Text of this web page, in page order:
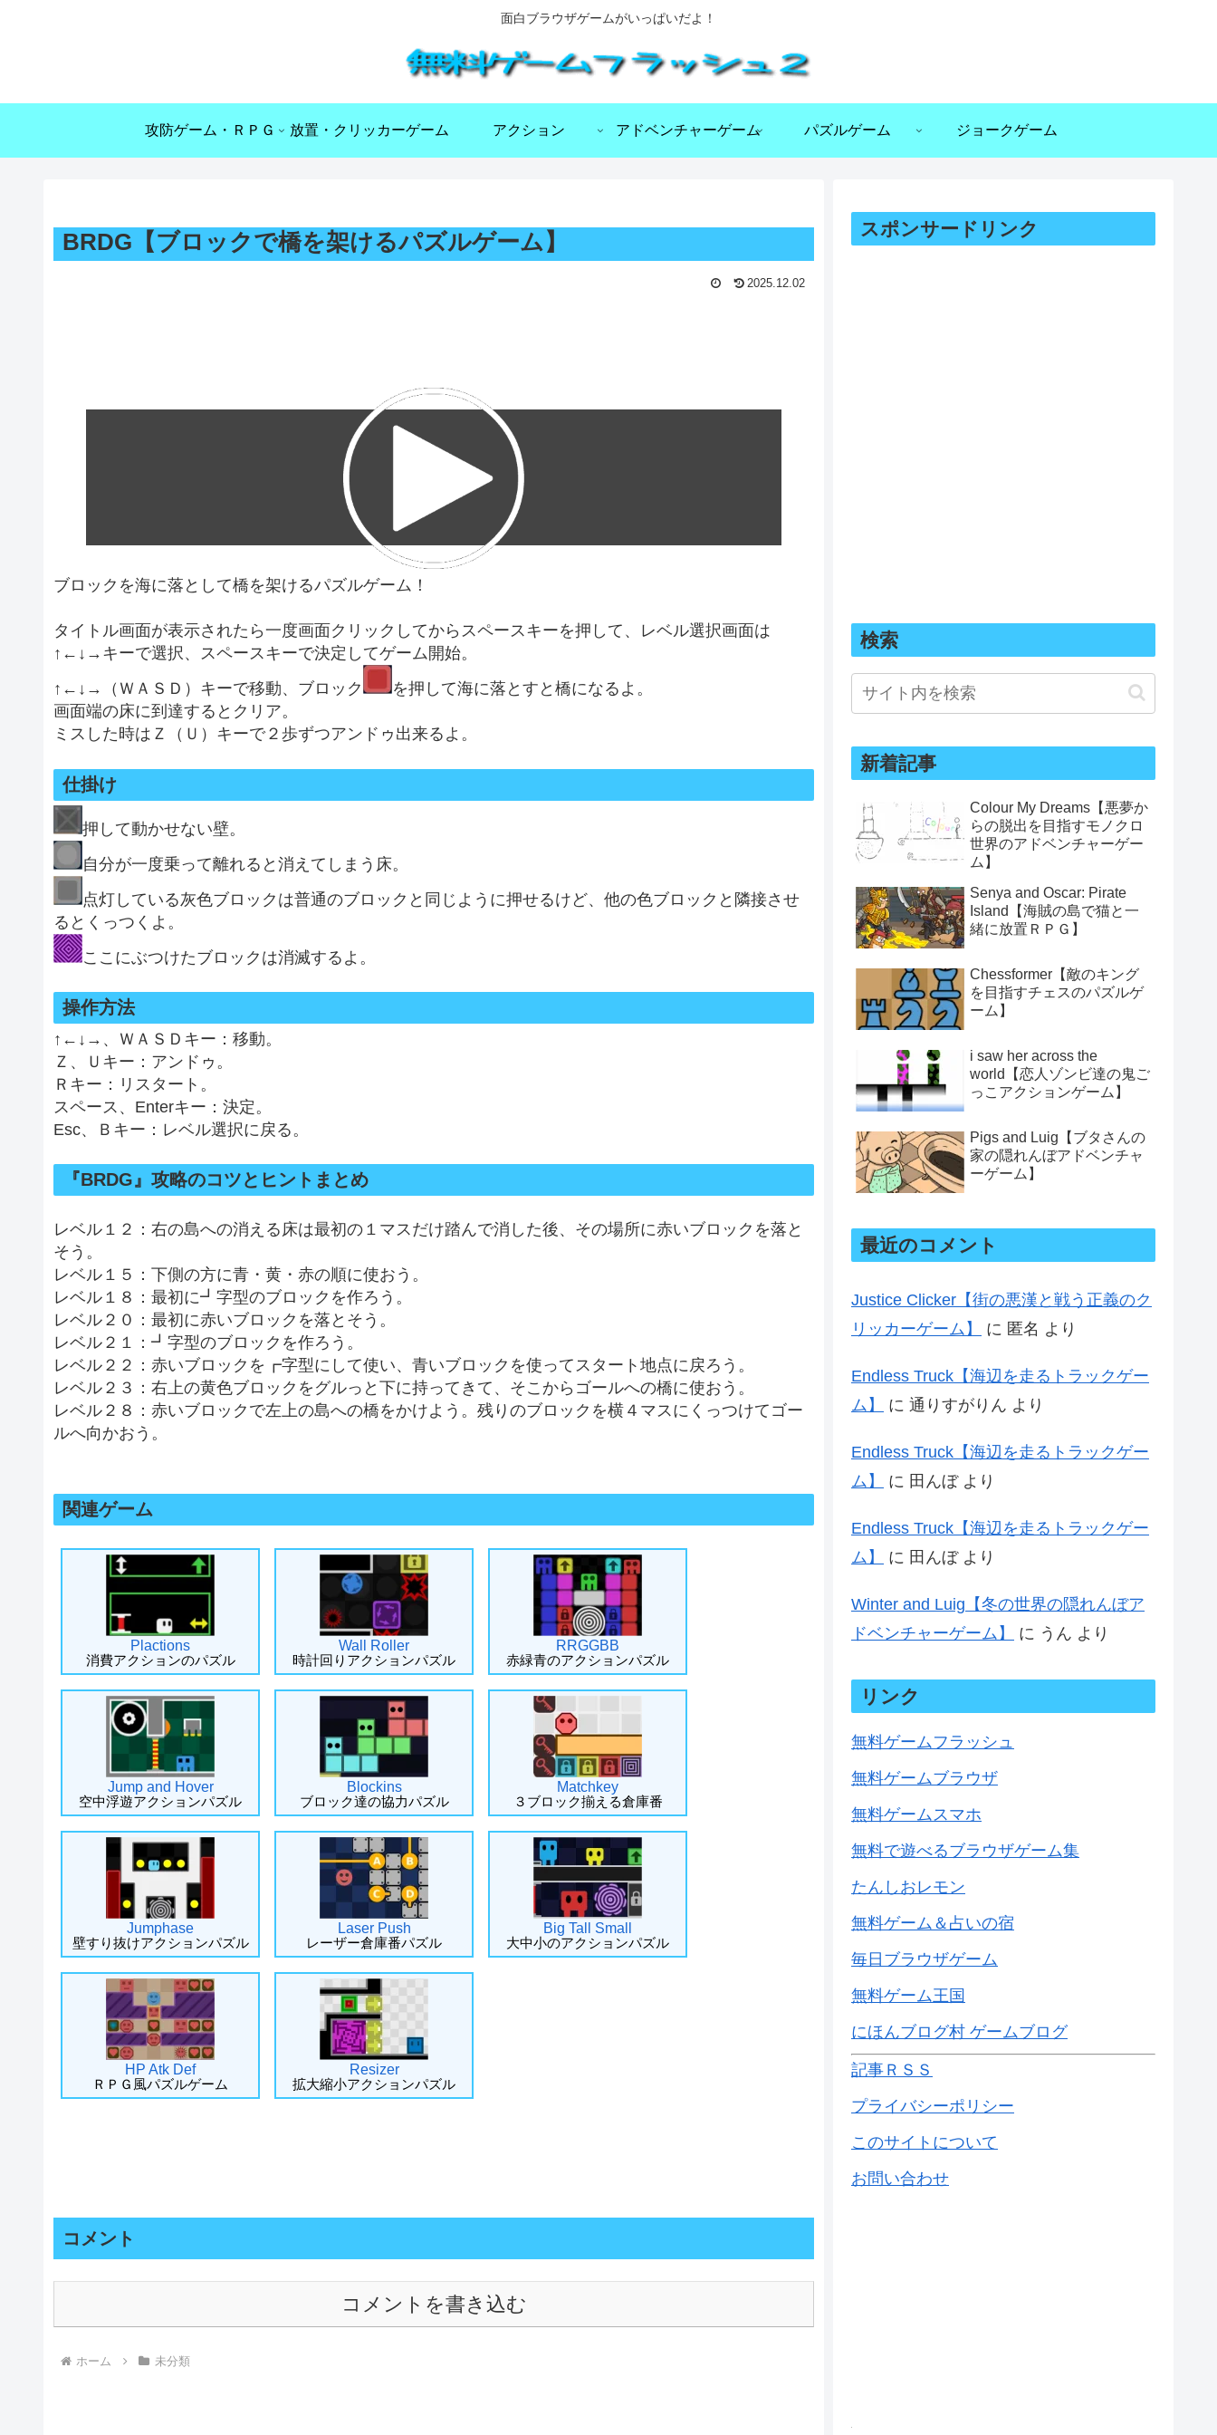
面白ブラウザゲームがいっぱいだよ！
攻防ゲーム・ＲＰＧ 放置・クリッカーゲーム アクション アドベンチャーゲーム パズルゲーム ジョークゲーム
BRDG【ブロックで橋を架けるパズルゲーム】
2025.12.02
ブロックを海に落として橋を架けるパズルゲーム！
タイトル画面が表示されたら一度画面クリックしてからスペースキーを押して、レベル選択画面は
↑←↓→キーで選択、スペースキーで決定してゲーム開始。
↑←↓→（ＷＡＳＤ）キーで移動、ブロック
を押して海に落とすと橋になるよ。
画面端の床に到達するとクリア。
ミスした時はＺ（Ｕ）キーで２歩ずつアンドゥ出来るよ。
仕掛け
押して動かせない壁。
自分が一度乗って離れると消えてしまう床。
点灯している灰色ブロックは普通のブロックと同じように押せるけど、他の色ブロックと隣接させ
るとくっつくよ。
ここにぶつけたブロックは消滅するよ。
操作方法
↑←↓→、ＷＡＳＤキー：移動。
Ｚ、Ｕキー：アンドゥ。
Ｒキー：リスタート。
スペース、Enterキー：決定。
Esc、Ｂキー：レベル選択に戻る。
『BRDG』攻略のコツとヒントまとめ
レベル１２：右の島への消える床は最初の１マスだけ踏んで消した後、その場所に赤いブロックを落と
そう。
レベル１５：下側の方に青・黄・赤の順に使おう。
レベル１８：最初に┛字型のブロックを作ろう。
レベル２０：最初に赤いブロックを落とそう。
レベル２１：┛字型のブロックを作ろう。
レベル２２：赤いブロックを┏字型にして使い、青いブロックを使ってスタート地点に戻ろう。
レベル２３：右上の黄色ブロックをグルっと下に持ってきて、そこからゴールへの橋に使おう。
レベル２８：赤いブロックで左上の島への橋をかけよう。残りのブロックを横４マスにくっつけてゴー
ルへ向かおう。
関連ゲーム
Plactions
消費アクションのパズル
Wall Roller
時計回りアクションパズル
RRGGBB
赤緑青のアクションパズル
Jump and Hover
空中浮遊アクションパズル
Blockins
ブロック達の協力パズル
Matchkey
３ブロック揃える倉庫番
Jumphase
壁すり抜けアクションパズル
Laser Push
レーザー倉庫番パズル
Big Tall Small
大中小のアクションパズル
HP Atk Def
ＲＰＧ風パズルゲーム
Resizer
拡大縮小アクションパズル
コメント
コメントを書き込む
ホーム 未分類
スポンサードリンク
検索
新着記事
Colour My Dreams【悪夢か
らの脱出を目指すモノクロ
世界のアドベンチャーゲー
ム】
Senya and Oscar: Pirate
Island【海賊の島で猫と一
緒に放置ＲＰＧ】
Chessformer【敵のキング
を目指すチェスのパズルゲ
ーム】
i saw her across the
world【恋人ゾンビ達の鬼ご
っこアクションゲーム】
Pigs and Luig【ブタさんの
家の隠れんぼアドベンチャ
ーゲーム】
最近のコメント
Justice Clicker【街の悪漢と戦う正義のク
リッカーゲーム】
に 匿名 より
Endless Truck【海辺を走るトラックゲー
ム】
に 通りすがりん より
Endless Truck【海辺を走るトラックゲー
ム】
に 田んぼより
Endless Truck【海辺を走るトラックゲー
ム】
に 田んぼより
Winter and Luig【冬の世界の隠れんぼア
ドベンチャーゲーム】
に うん より
リンク
無料ゲームフラッシュ
無料ゲームブラウザ
無料ゲームスマホ
無料で遊べるブラウザゲーム集
たんしおレモン
無料ゲーム＆占いの宿
毎日ブラウザゲーム
無料ゲーム王国
にほんブログ村 ゲームブログ
記事ＲＳＳ
プライバシーポリシー
このサイトについて
お問い合わせ